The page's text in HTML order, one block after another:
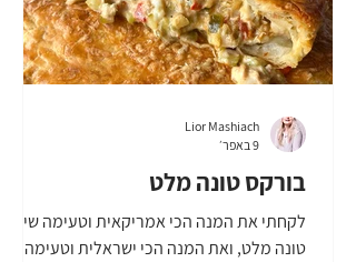
בורקס טונה מלט
לקחתי את המנה הכי אמריקאית וטעימה שיש -
טונה מלט, ואת המנה הכי ישראלית וטעימה
Lior Mashiach
9 באפר׳